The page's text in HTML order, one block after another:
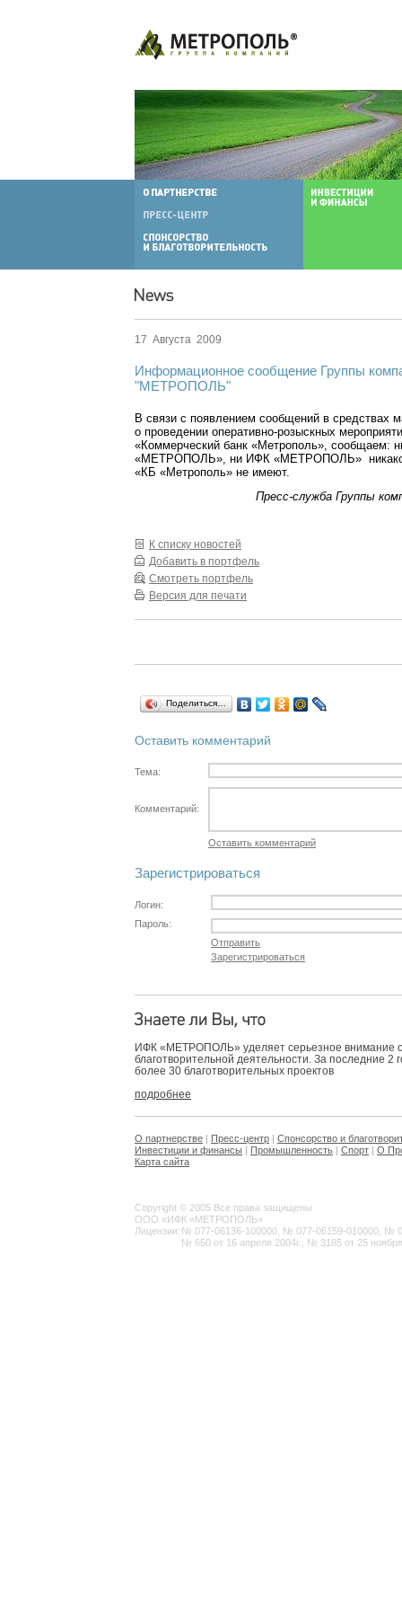
17 Августа 2009
Информационное сообщение Группы
"МЕТРОПОЛЬ"
В связи с появлением сообщений в средствах
о проведении оперативно-розыскных
«Коммерческий банк «Метрополь», сообщаем:
«МЕТРОПОЛЬ», ни ИФК «МЕТРОПОЛЬ»
«КБ «Метрополь» не имеют.
Пресс-служба Группы
К списку новостей
Добавить в портфель
Смотреть портфель
Версия для печати
Поделиться…
Оставить комментарий
Тема:
Комментарий:
Оставить комментарий
Зарегистрироваться
Логин:
Пароль:
Отправить
Зарегистрироваться
ИФК «МЕТРОПОЛЬ» уделяет серьезное внимание
благотворительной деятельности. За последние 2
более 30 благотворительных проектов
подробнее
О партнерстве | Пресс-центр | Спонсорство и
Инвестиции и финансы | Промышленность | Спорт | О
Карта сайта
Copyright © 2005 Все права защищены
ООО «ИФК «МЕТРОПОЛЬ»
Лицензии: № 077-06136-100000, № 077-06159-010000, №
№ 650 от 16 апреля 2004г., № 3185 от 25